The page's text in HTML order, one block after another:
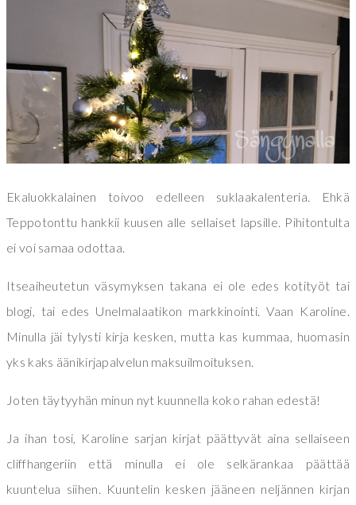
Ekaluokkalainen toivoo edelleen suklaakalenteria. Ehkä
Teppotonttu hankkii kuusen alle sellaiset lapsille. Pihitontulta
ei voi samaa odottaa.
Itseaiheutetun väsymyksen takana ei ole edes kotityöt tai
blogi, tai edes Unelmalaatikon markkinointi. Vaan Karoline.
Minulla jäi tylysti kirja kesken, mutta kas kummaa, huomasin
yks kaks äänikirjapalvelun maksuilmoituksen.
Joten täytyyhän minun nyt kuunnella koko rahan edestä!
Ja ihan tosi, Karoline sarjan kirjat päättyvät aina sellaiseen
cliffhangeriin että minulla ei ole selkärankaa päättää
kuuntelua siihen. Kuuntelin kesken jääneen neljännen kirjan